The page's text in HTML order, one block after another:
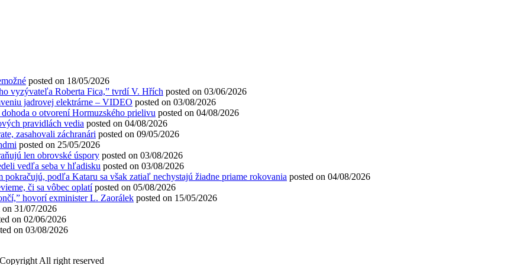
posted on 18/05/2026
vyzývateľa Roberta Fica,” tvrdí V. Hřích posted on 03/06/2026
jadrovej elektrárne – VIDEO posted on 03/08/2026
o otvorení Hormuzského prielivu posted on 04/08/2026
pravidlách vedia posted on 04/08/2026
zasahovali záchranári posted on 09/05/2026
posted on 25/05/2026
len obrovské úspory posted on 03/08/2026
vedľa seba v hľadisku posted on 03/08/2026
podľa Kataru sa však zatiaľ nechystajú žiadne priame rokovania posted on 04/08/2026
či sa vôbec oplatí posted on 05/08/2026
hovorí exminister L. Zaorálek posted on 15/05/2026
on 31/07/2026
on 02/06/2026
on 03/08/2026
All right reserved